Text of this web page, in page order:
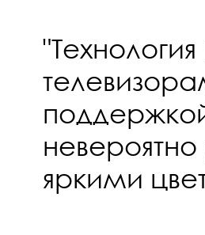
яркими